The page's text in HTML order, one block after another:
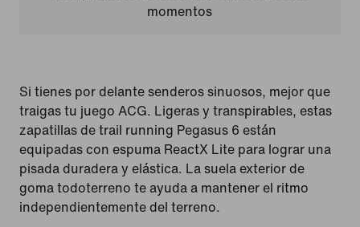
momentos
Si tienes por delante senderos sinuosos, mejor que
traigas tu juego ACG. Ligeras y transpirables, estas
zapatillas de trail running Pegasus 6 están
equipadas con espuma ReactX Lite para lograr una
pisada duradera y elástica. La suela exterior de
goma todoterreno te ayuda a mantener el ritmo
independientemente del terreno.